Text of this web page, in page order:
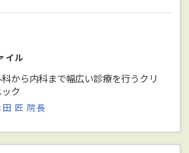
イル
から内科まで幅広い診療を行うクリ
ク
田 匠 院長